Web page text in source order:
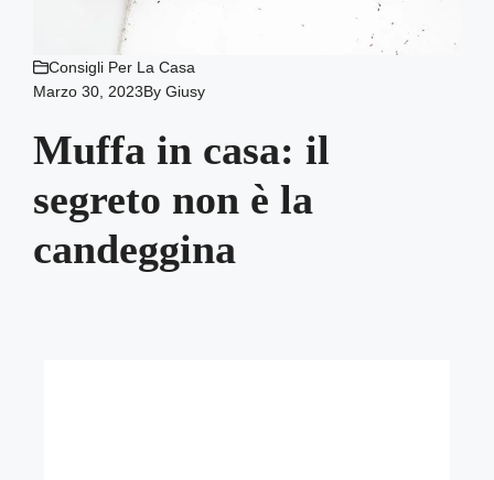
Consigli Per La Casa
Marzo 30, 2023ByGiusy
Muffa in casa: il
segreto non è la
candeggina